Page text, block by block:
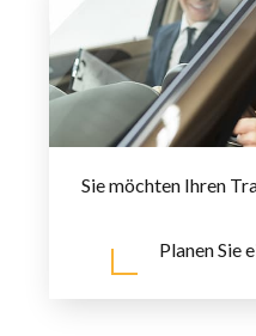
Sie möchten Ihren
Planen Sie